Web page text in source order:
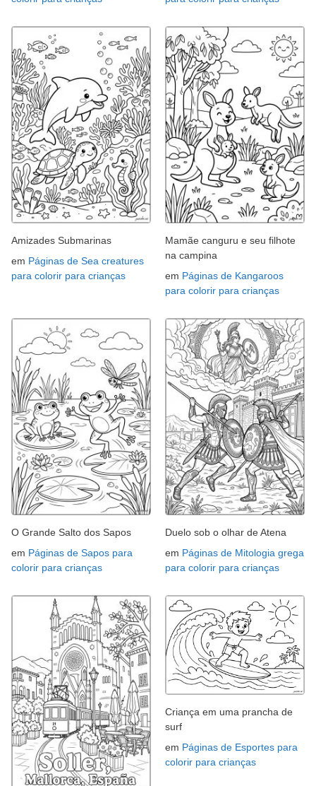
Amizades Submarinas
em Páginas de Sea creatures
para colorir para crianças
Mamãe canguru e seu filhote
na campina
em Páginas de Kangaroos
para colorir para crianças
O Grande Salto dos Sapos
em Páginas de Sapos para
colorir para crianças
Duelo sob o olhar de Atena
em Páginas de Mitologia grega
para colorir para crianças
Criança em uma prancha de
surf
em Páginas de Esportes para
colorir para crianças